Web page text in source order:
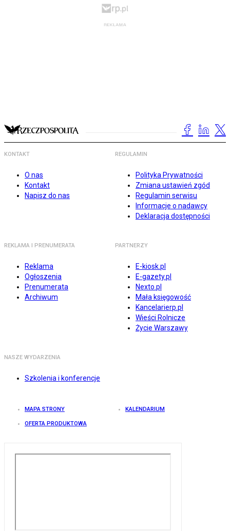
KONTAKT
O nas
Kontakt
Napisz do nas
REGULAMIN
Polityka Prywatności
Zmiana ustawień zgód
Regulamin serwisu
Informacje o nadawcy
Deklaracja dostępności
REKLAMA I PRENUMERATA
Reklama
Ogłoszenia
Prenumerata
Archiwum
PARTNERZY
E-kiosk.pl
E-gazety.pl
Nexto.pl
Mała księgowość
Kancelarierp.pl
Wieści Rolnicze
Życie Warszawy
NASZE WYDARZENIA
Szkolenia i konferencje
MAPA STRONY KALENDARIUM
OFERTA PRODUKTOWA